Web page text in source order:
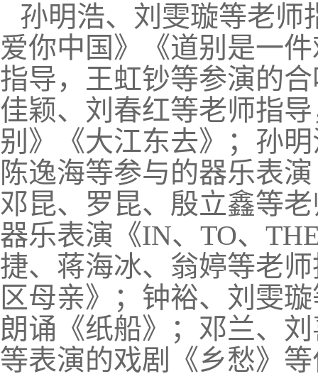
孙明浩、刘雯璇等老师
爱你中国》《道别是一
指导，王虹钞等参演的
佳颖、刘春红等老师指
别》《大江东去》；孙
陈逸海等参与的器乐表
邓昆、罗昆、殷立鑫等
器乐表演《IN、TO、
捷、蒋海冰、翁婷等老
区母亲》；钟裕、刘雯
朗诵《纸船》；邓兰、
等表演的戏剧《乡愁》